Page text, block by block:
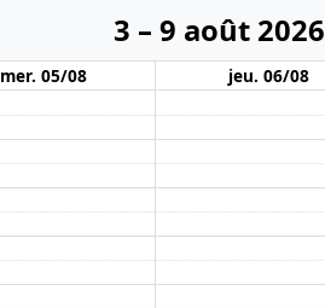
3 – 9 août 2026
mer. 05/08 jeu. 06/08